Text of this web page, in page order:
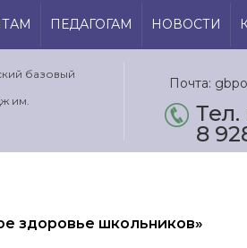
ПЕДАГОГАМ НОВОСТИ
базовый
им.
Почта:
8
здоровье школьников»